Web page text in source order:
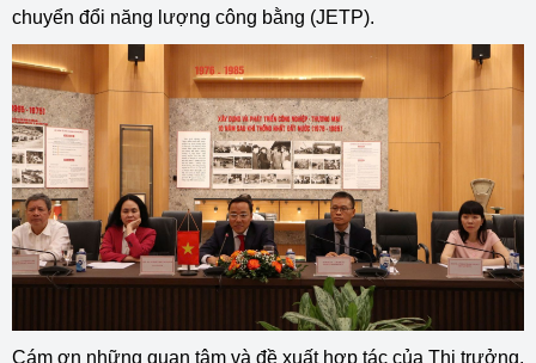
chuyển đổi năng lượng công bằng (JETP).
Cám ơn những quan tâm và đề xuất hợp tác của Thị trưởng,